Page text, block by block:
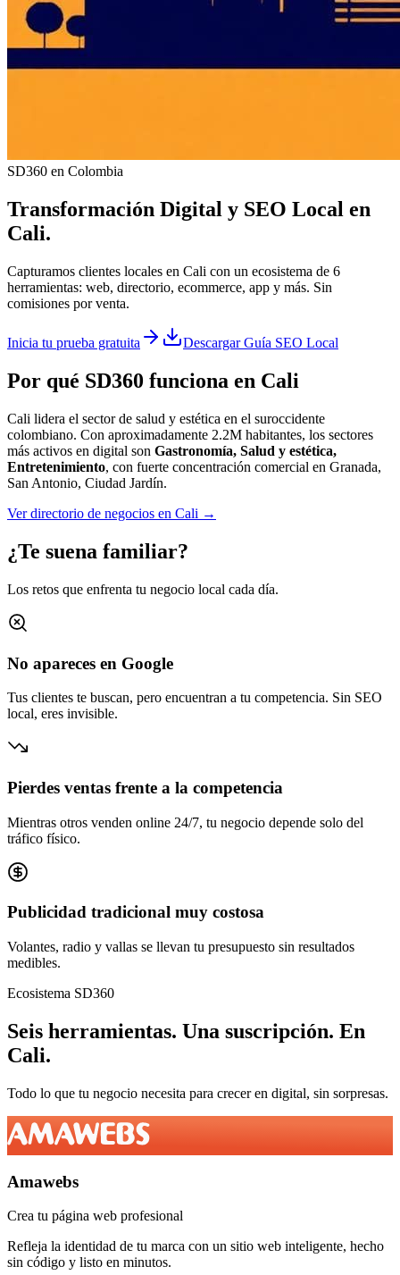
SD360 en Colombia
Transformación Digital y SEO Local en
Cali.
Capturamos clientes locales en Cali con un ecosistema de 6
herramientas: web, directorio, ecommerce, app y más. Sin
comisiones por venta.
Inicia tu prueba gratuita Descargar Guía SEO Local
Por qué SD360 funciona en Cali
Cali lidera el sector de salud y estética en el suroccidente
colombiano. Con aproximadamente 2.2M habitantes, los sectores
más activos en digital son Gastronomía, Salud y estética,
Entretenimiento, con fuerte concentración comercial en Granada,
San Antonio, Ciudad Jardín.
Ver directorio de negocios en Cali →
¿Te suena familiar?
Los retos que enfrenta tu negocio local cada día.
No apareces en Google
Tus clientes te buscan, pero encuentran a tu competencia. Sin SEO
local, eres invisible.
Pierdes ventas frente a la competencia
Mientras otros venden online 24/7, tu negocio depende solo del
tráfico físico.
Publicidad tradicional muy costosa
Volantes, radio y vallas se llevan tu presupuesto sin resultados
medibles.
Ecosistema SD360
Seis herramientas. Una suscripción. En
Cali.
Todo lo que tu negocio necesita para crecer en digital, sin sorpresas.
Amawebs
Crea tu página web profesional
Refleja la identidad de tu marca con un sitio web inteligente, hecho
sin código y listo en minutos.